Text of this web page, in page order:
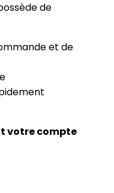
de
et de
votre compte